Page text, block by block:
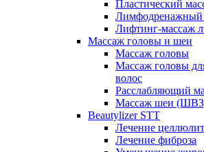
Пластический
Лимфодренажный
Лифтинг-массаж
Массаж головы и шеи
Массаж головы
Массаж головы
волос
Расслабляющий
Массаж шеи
Beautylizer STT
Лечение
Лечение фиброза